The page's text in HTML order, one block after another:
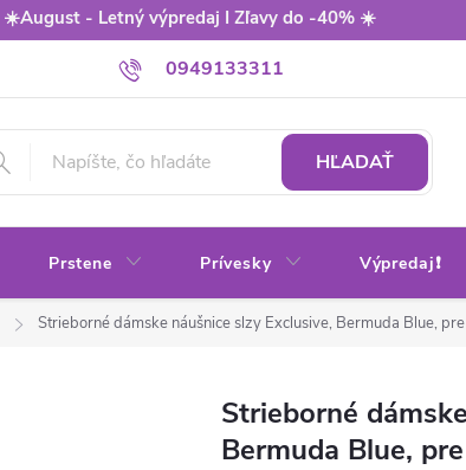
☀️August - Letný výpredaj I Zľavy do -40% ☀️
0949133311
Obchodné podmienky
HĽADAŤ
Prstene Prívesky Výpredaj❗
Strieborné dámske náušnice slzy Exclusive, Bermuda Blue,
Strieborné
Bermuda Blue,